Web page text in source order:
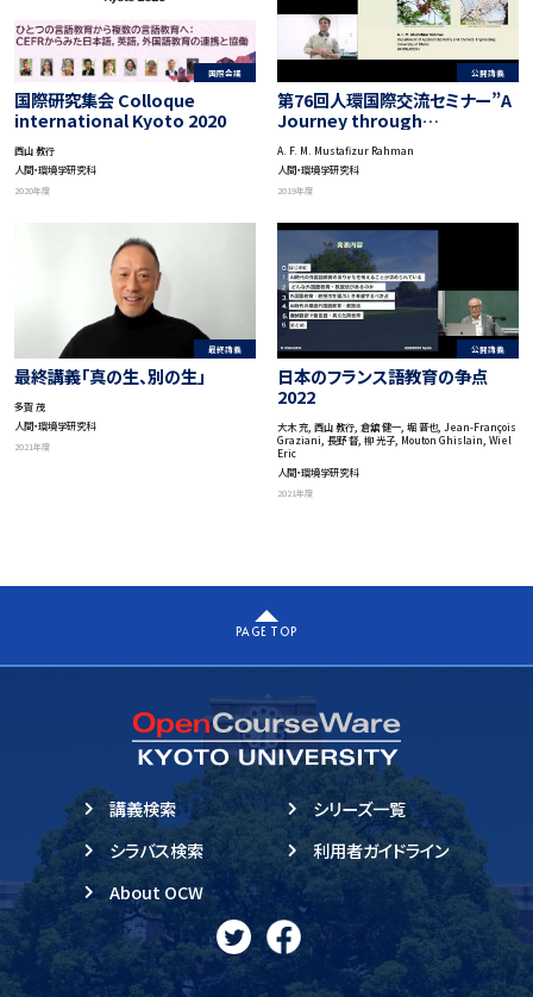
国際会議
国際研究集会 Colloque
international Kyoto 2020
西山 教行
人間・環境学研究科
2020年度
公開講義
第76回人環国際交流セミナー”A
Journey through
Bangladesh”（バングラデシュ
の旅）
A. F. M. Mustafizur Rahman
人間・環境学研究科
2019年度
最終講義
最終講義「真の生、別の生」
多賀 茂
人間・環境学研究科
2021年度
公開講義
日本のフランス語教育の争点
2022
大木 充, 西山 教行, 倉舘 健一, 堀 晋也, Jean-François
Graziani, 長野 督, 柳 光子, Mouton Ghislain, Wiel
Eric
人間・環境学研究科
2021年度
PAGE TOP
講義検索
シラバス検索
About OCW
シリーズ一覧
利用者ガイドライン